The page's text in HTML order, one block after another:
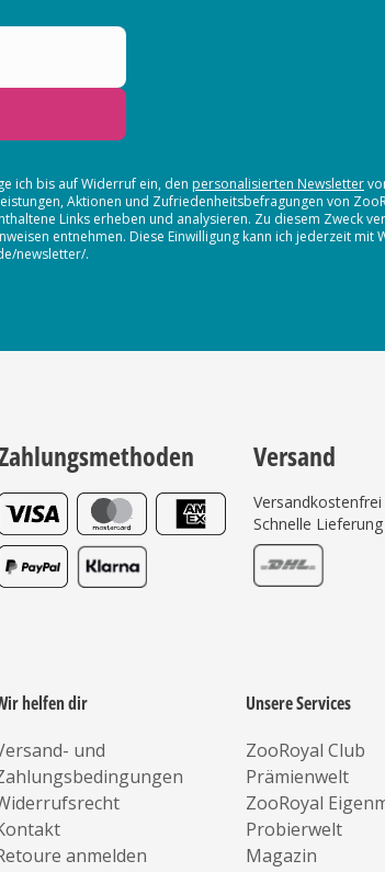
ich bis auf Widerruf ein, den personalisierten Newsletter
Aktionen und Zufriedenheitsbefragungen von
Links erheben und analysieren. Zu diesem
entnehmen. Diese Einwilligung kann ich jederzeit
newsletter/.
Versand
Schnelle Lieferung
helfen dir
und
anmelden
Unsere Services
ZooRoyal Club
Prämienwelt
ZooRoyal
Probierwelt
Magazin